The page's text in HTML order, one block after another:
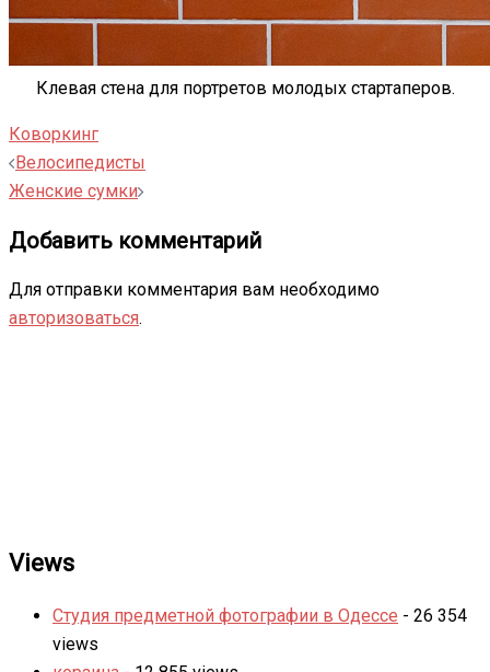
Клевая стена для портретов молодых стартаперов.
Коворкинг
Навигация
записи
Велосипедисты
Женские сумки
Добавить комментарий
Для отправки комментария вам необходимо
авторизоваться.
Views
Студия предметной фотографии в Одессе - 26 354
views